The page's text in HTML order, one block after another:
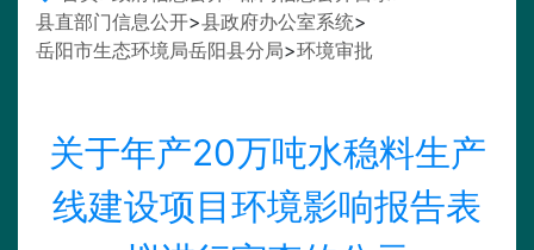
县直部门信息公开>县政府办公室系统>
岳阳市生态环境局岳阳县分局>环境审批
关于年产20万吨水稳料生产
线建设项目环境影响报告表